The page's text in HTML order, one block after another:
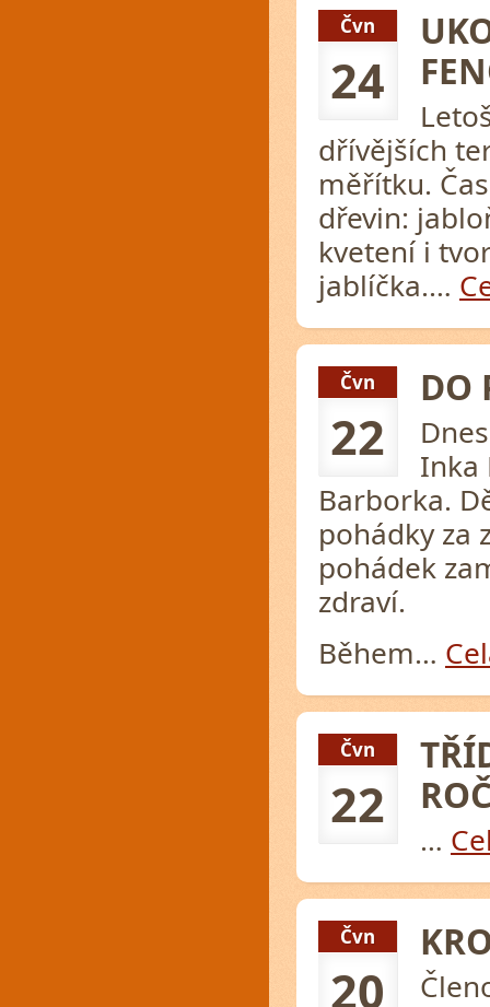
Čvn
24
dřívějších
měřítku.
dřevin:
kvetení i
jablíčka.…
Čvn
22
DO
Inka
Barborka.
pohádky za
pohádek
zdraví.
Během…
Čvn
22
…
Čvn
20